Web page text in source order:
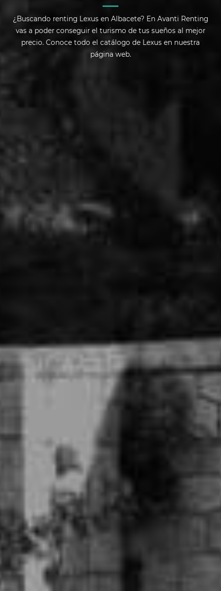
¿Buscando renting Lexus en Albacete? En Avanti Renting
vas a poder conseguir el turismo de tus sueños al mejor
precio. Conoce todo el catálogo de Lexus en nuestra
página web.